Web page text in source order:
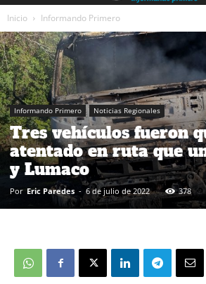
Inicio Informando Primero
Informando Primero Noticias Regionales
Tres vehículos fueron
atentado en ruta que
y Lumaco
Por Eric Paredes - 6 de julio de 2022 378